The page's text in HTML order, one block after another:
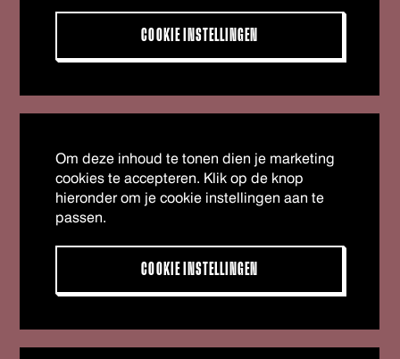
COOKIE INSTELLINGEN
Om deze inhoud te tonen dien je marketing
cookies te accepteren. Klik op de knop
hieronder om je cookie instellingen aan te
passen.
COOKIE INSTELLINGEN